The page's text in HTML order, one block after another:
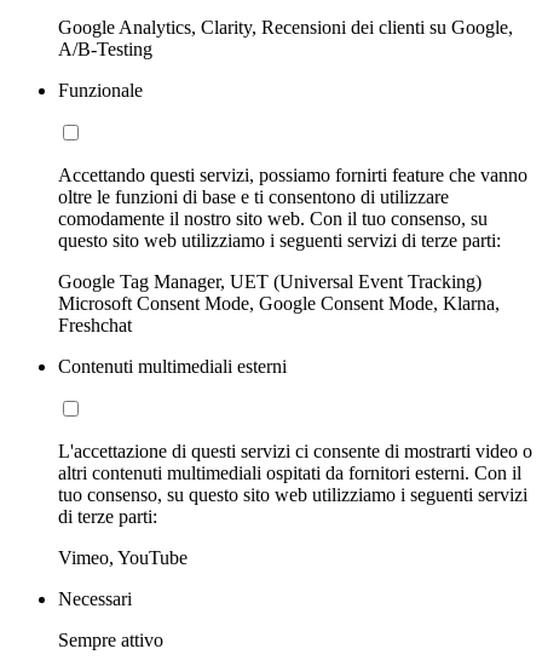
Google Analytics, Clarity, Recensioni dei clienti su Google,
A/B-Testing
Funzionale
Accettando questi servizi, possiamo fornirti feature che vanno
oltre le funzioni di base e ti consentono di utilizzare
comodamente il nostro sito web. Con il tuo consenso, su
questo sito web utilizziamo i seguenti servizi di terze parti:
Google Tag Manager, UET (Universal Event Tracking)
Microsoft Consent Mode, Google Consent Mode, Klarna,
Freshchat
Contenuti multimediali esterni
L'accettazione di questi servizi ci consente di mostrarti video o
altri contenuti multimediali ospitati da fornitori esterni. Con il
tuo consenso, su questo sito web utilizziamo i seguenti servizi
di terze parti:
Vimeo, YouTube
Necessari
Sempre attivo